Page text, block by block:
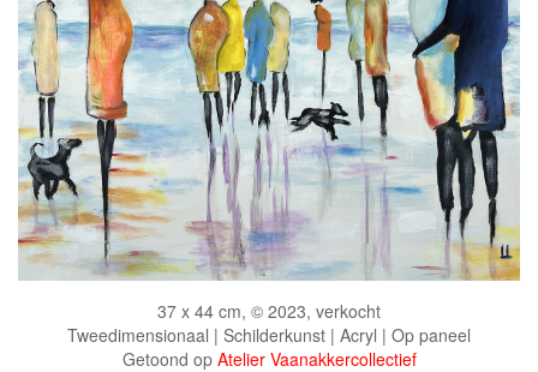
37 x 44 cm, © 2023, verkocht
Tweedimensionaal | Schilderkunst | Acryl | Op paneel
Getoond op Atelier Vaanakkercollectief